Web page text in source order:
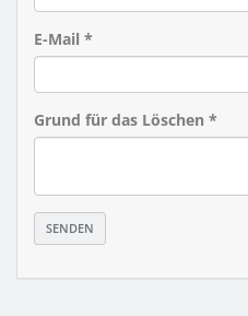
E-Mail *
Grund für das Löschen *